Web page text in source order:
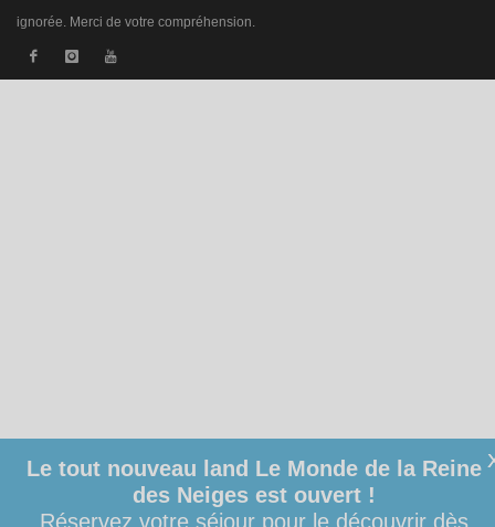
ignorée. Merci de votre compréhension.
Le tout nouveau land Le Monde de la Reine
des Neiges est ouvert !
Réservez votre séjour pour le découvrir dès